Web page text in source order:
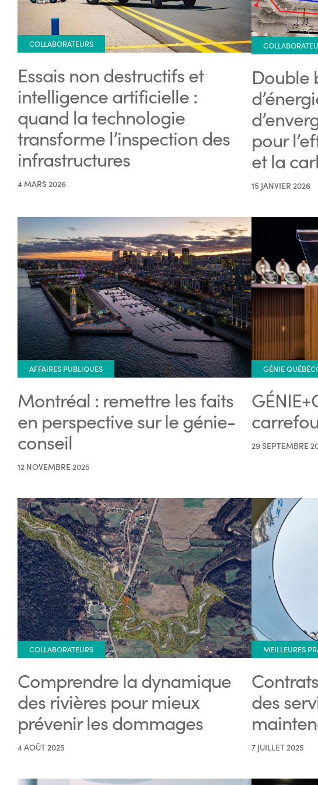
COLLABORATEURS
Essais non destructifs et
intelligence artificielle :
quand la technologie
transforme l’inspection des
infrastructures
4 MARS 2026
Double
pour
et la
15 JANVIER 2026
AFFAIRES PUBLIQUES
Montréal : remettre les faits
en perspective sur le génie-
conseil
12 NOVEMBRE 2025
GÉNIE
29 SEPTEMBRE
COLLABORATEURS
Comprendre la dynamique
des rivières pour mieux
prévenir les dommages
4 AOÛT 2025
MEILLEURES
des
7 JUILLET 2025